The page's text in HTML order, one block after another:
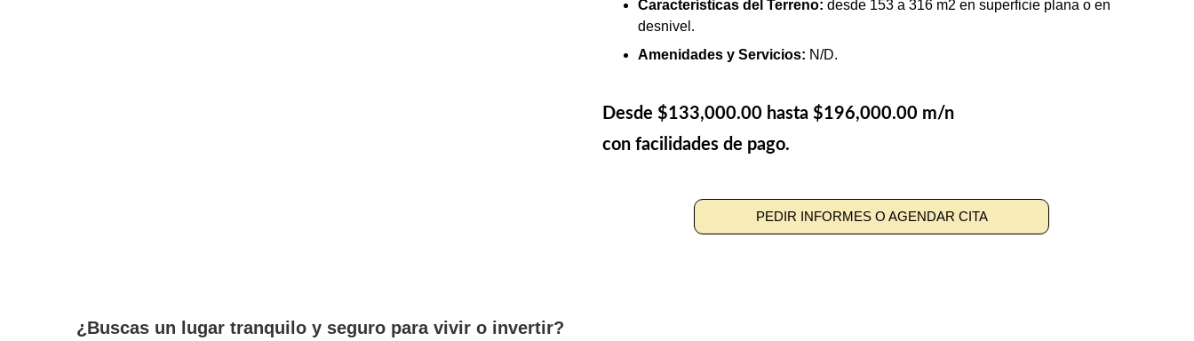
Características del Terreno: desde 153 a 316 m2 en superficie plana o en
desnivel.
Amenidades y Servicios: N/D.
Desde $133,000.00 hasta $196,000.00 m/n
con facilidades de pago.
PEDIR INFORMES O AGENDAR CITA
¿Buscas un lugar tranquilo y seguro para vivir o invertir?